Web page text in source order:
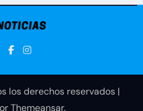
los derechos reservados |
Themeansar.